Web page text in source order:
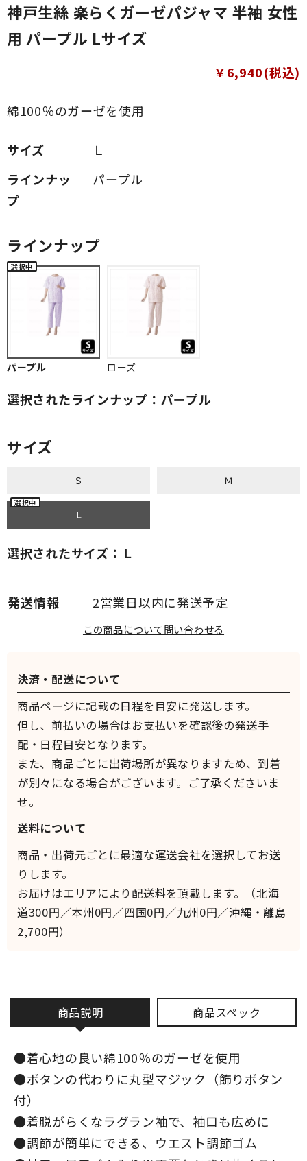
神戸生絲 楽らくガーゼパジャマ 半袖 女性
用 パープル Lサイズ
綿100％のガーゼを使用
￥6,940(税込)
サイズ
Ｌ
ラインナッ
プ
パープル
2営業日以内に発送予定
ラインナップ
パープル ローズ
選択されたラインナップ：パープル
サイズ
Ｓ Ｍ
Ｌ
選択されたサイズ：Ｌ
この商品について問い合わせる
商品説明 商品スペック
●着心地の良い綿100％のガーゼを使用
●ボタンの代わりに丸型マジック（飾りボタン
付）
●着脱がらくなラグラン袖で、袖口も広めに
●調節が簡単にできる、ウエスト調節ゴム
決済・配送について
商品ページに記載の日程を目安に発送します。
但し、前払いの場合はお支払いを確認後の発送手
配・日程目安となります。
また、商品ごとに出荷場所が異なりますため、到着
が別々になる場合がございます。ご了承くださいま
せ。
送料について
商品・出荷元ごとに最適な運送会社を選択してお送
りします。
お届けはエリアにより配送料を頂戴します。（北海
道300円／本州0円／四国0円／九州0円／沖縄・離島
2,700円）